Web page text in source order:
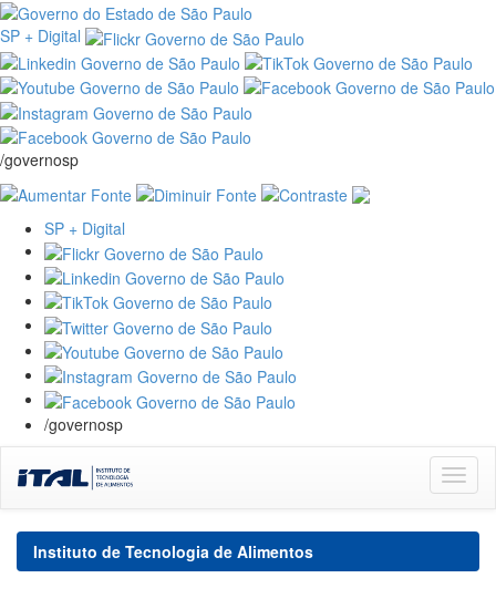
SP + Digital
/governosp
SP + Digital
/governosp
navigation
Instituto de Tecnologia de Alimentos